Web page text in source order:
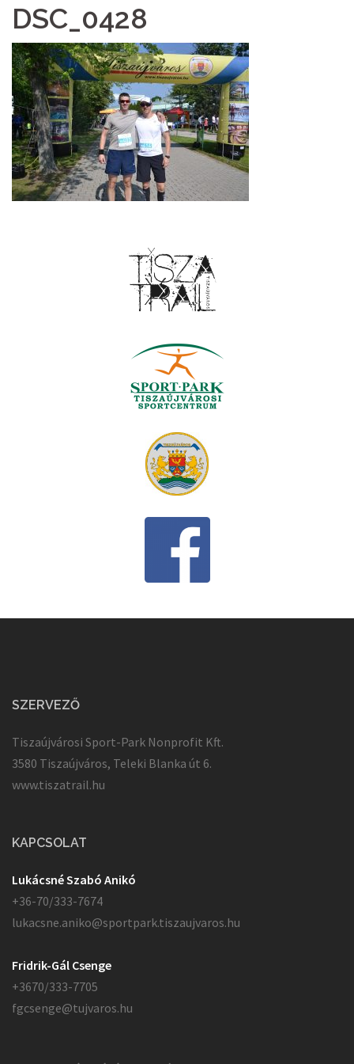
DSC_0428
SZERVEZŐ
Tiszaújvárosi Sport-Park Nonprofit Kft.
3580 Tiszaújváros, Teleki Blanka út 6.
www.tiszatrail.hu
KAPCSOLAT
Lukácsné Szabó Anikó
+36-70/333-7674
lukacsne.aniko@sportpark.tiszaujvaros.hu
Fridrik-Gál Csenge
+3670/333-7705
fgcsenge@tujvaros.hu